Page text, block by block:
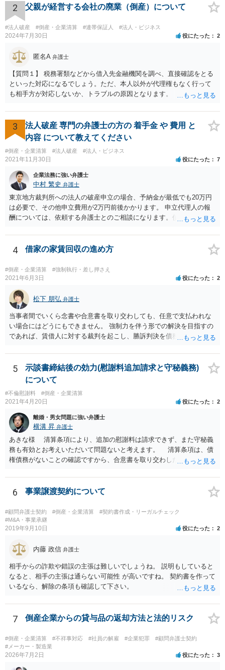
2 父親が経営する会社の廃業（倒産）について
#法人破産 #倒産・企業清算 #連帯保証人 #法人・ビジネス
2024年7月30日 役にたった 2
匿名A 弁護士
【質問１】 税務署類などから借入先金融機関を調べ、直接確認をとる
といった対応になるでしょう。ただ、本人以外が代理権もなく行って
も相手方が対応しないか、トラブルの原因となります。 【質問２】 約
あれば、相手方に直接確認を取る必要がありますが、上記と同様の注
意点があります。 【質問３】 税務処理、登記、清算人選任といった対
応になりますが、通常、弁護士だけで完結するわけではないので、金
額を回答することはできかねます。 また、負債を正確に把握されてい
らっしゃるわけではないことからすると、 破産対応の可能性もありま
す。その場合は、法人の規模次第で大きく金額が異なります。個人と
同視できる程度のものであれば、トータル５０万弱、そうでない場合
は１００万円以上となることが予想されます。
3
法人破産 専門の弁護士の方の 着手金 や 費用 と
内容 について教えてください
#倒産・企業清算 #法人破産 #法人・ビジネス
2021年11月30日 役にたった 7
企業法務に強い弁護士
中村 繁史 弁護士
東京地方裁判所への法人の破産申立の場合、予納金が最低でも20万円
は必要で、その他申立費用が2万円前後かかります。 申立代理人の報
酬については、依頼する弁護士とのご相談になります。債権者が少な
す。
4 借家の家賃回収の進め方
#倒産・企業清算 #強制執行・差し押さえ
2021年6月3日 役にたった 2
松下 朋弘 弁護士
当事者間でいくら念書や合意書を取り交わしても、任意で支払われな
い場合にはどうにもできません。 強制力を伴う形での解決を目指すの
であれば、賃借人に対する裁判を起こし、勝訴判決を債務名義とした
制執行認諾文言を入れた準消費貸借契約公正証書を作成し、滞納があ
った場合に強制執行を行うといった方法が考えられます。 裁判を避け
たい、相手方の協力が期待できるとのことであれば後者を利用するの
も手です。 どちらの手段を取るにしても弁護士に相談されることをお
すすめします。
5
示談書締結後の効力(慰謝料追加請求と守秘義務)
について
#不倫慰謝料 #倒産・企業清算
2021年4月20日 役にたった 2
離婚・男女問題に強い弁護士
横溝 昇 弁護士
あきな様 清算条項により、追加の慰謝料は請求できず、また守秘義
務も有効とお考えいただいて問題ないと考えます。 清算条項は、債
権債務がないことの確認ですから、合意書を取り交わした後に生じた
方との関係についてのものですから、その後関係が原因で離婚に至っ
ても清算条項の適用範囲内と考えます。 守秘義務については、基
本的には有効期間を定めていない場合、義務が続くとお考えいただい
て差し支えないと考えます。外部へ漏らすようなことがあれば、守秘
義務違反での損害賠償請求も考えられます。
6 事業譲渡契約について
#顧問弁護士契約 #倒産・企業清算
#契約書作成・リーガルチェック
#M&A・事業承継
2019年9月10日 役にたった 2
内藤 政信 弁護士
相手からの詐欺や錯誤の主張は難しいでしょうね。 説明もしていると
なると、相手の主張は通らない可能性 が高いですね。 契約書を作って
いるなら、解除の条項も確認して下さい。
7 倒産企業からの貸与品の返却方法と法的リスク
#倒産・企業清算 #不祥事対応 #社員の解雇 #企業犯罪
#顧問弁護士契約
#メーカー・製造業
2026年7月2日 役にたった 3